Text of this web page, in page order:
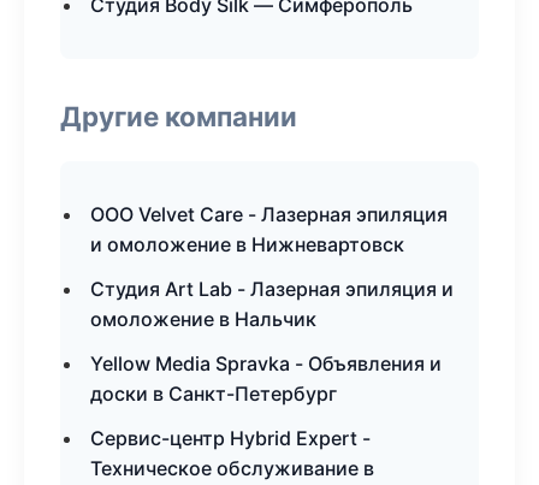
Студия Body Silk — Симферополь
Другие компании
ООО Velvet Care - Лазерная эпиляция
и омоложение в Нижневартовск
Студия Art Lab - Лазерная эпиляция и
омоложение в Нальчик
Yellow Media Spravka - Объявления и
доски в Санкт-Петербург
Сервис-центр Hybrid Expert -
Техническое обслуживание в